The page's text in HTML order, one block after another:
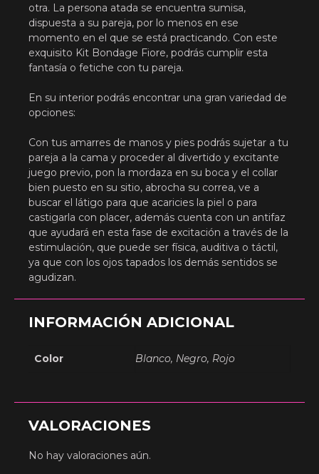
otra. La persona atada se encuentra sumisa,
dispuesta a su pareja, por lo menos en ese
momento en el que se está practicando. Con este
exquisito Kit Bondage Fiore, podrás cumplir esta
fantasía o fetiche con tu pareja.
En su interior podrás encontrar una gran variedad de
opciones:
Con tus amarres de manos y pies podrás sujetar a tu
pareja a la cama y proceder al divertido y excitante
juego previo, pon la mordaza en su boca y el collar
bien puesto en su sitio, abrocha su correa, ve a
buscar el látigo para que acaricies la piel o para
castigarla con placer, además cuenta con un antifaz
que ayudará en esta fase de excitación a través de la
estimulación, que puede ser física, auditiva o táctil,
ya que con los ojos tapados los demás sentidos se
agudizan.
INFORMACIÓN ADICIONAL
Color Blanco, Negro, Rojo
VALORACIONES
No hay valoraciones aún.